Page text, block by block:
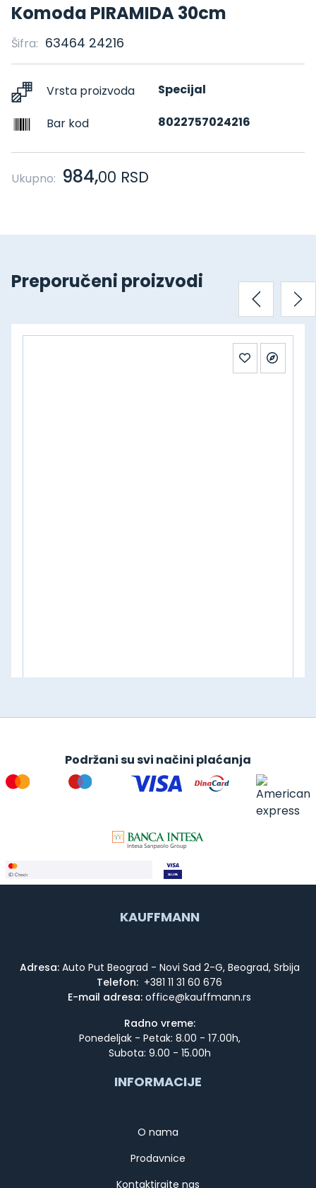
Komoda PIRAMIDA 30cm
Šifra: 63464 24216
Vrsta proizvoda Specijal
Bar kod 8022757024216
Ukupno: 984,00 RSD
Preporučeni proizvodi
Podržani su svi načini plaćanja
KAUFFMANN
Adresa:Auto Put Beograd - Novi Sad 2-G, Beograd, Srbija
Telefon: +381 11 31 60 676
E-mail adresa:
Radno vreme:
Ponedeljak - Petak: 8.00 - 17.00h,
Subota: 9.00 - 15.00h
INFORMACIJE
O nama
Prodavnice
Kontaktirajte nas